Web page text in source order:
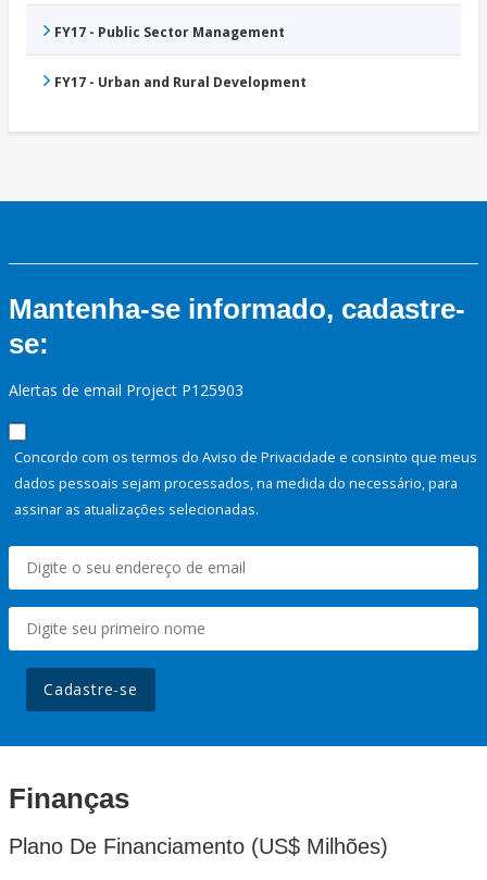
FY17 - Public Sector Management
FY17 - Urban and Rural Development
Mantenha-se informado, cadastre-
se:
Alertas de email Project P125903
Concordo com os termos do Aviso de Privacidade e consinto que meus
dados pessoais sejam processados, na medida do necessário, para
assinar as atualizações selecionadas.
Cadastre-se
Finanças
Plano De Financiamento (US$ Milhões)